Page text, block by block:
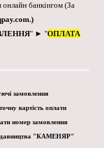
банкінгом (За
.)
" ► "ОПЛАТА
замовлення
вартість оплати
номер замовлення
"КАМЕНЯР"